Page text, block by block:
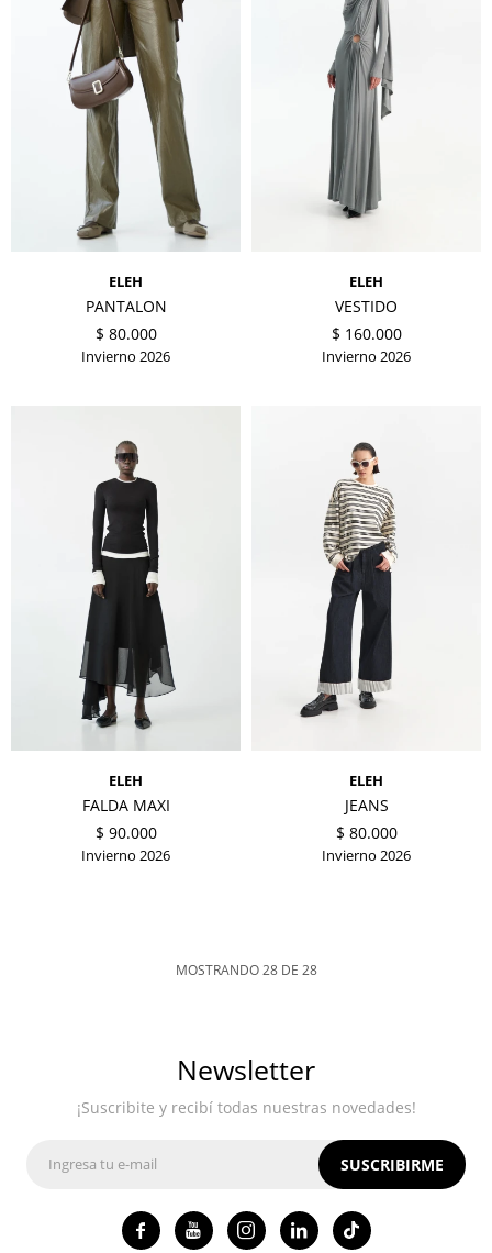
ELEH
PANTALON
$ 80.000
Invierno 2026
ELEH
VESTIDO
$ 160.000
Invierno 2026
ELEH
FALDA MAXI
$ 90.000
Invierno 2026
ELEH
JEANS
$ 80.000
Invierno 2026
MOSTRANDO28DE 28
Newsletter
¡Suscribite y recibí todas nuestras novedades!
SUSCRIBIRME
   